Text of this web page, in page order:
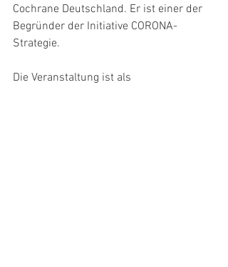
Cochrane Deutschland. Er ist einer der
Begründer der Initiative CORONA-
Strategie.
Die Veranstaltung ist als